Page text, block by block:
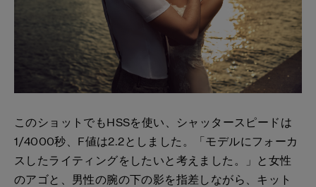
このショットでもHSSを使い、シャッタースピードは
1/4000秒、F値は2.2としました。「モデルにフォーカ
スしたライティングをしたいと考えました。」と女性
のアゴと、男性の腕の下の影を指差しながら、キット